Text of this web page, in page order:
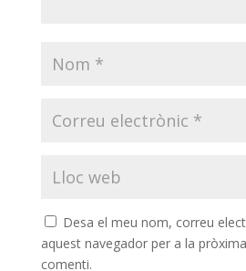
Desa el meu nom, correu
aquest navegador per a la
comenti.